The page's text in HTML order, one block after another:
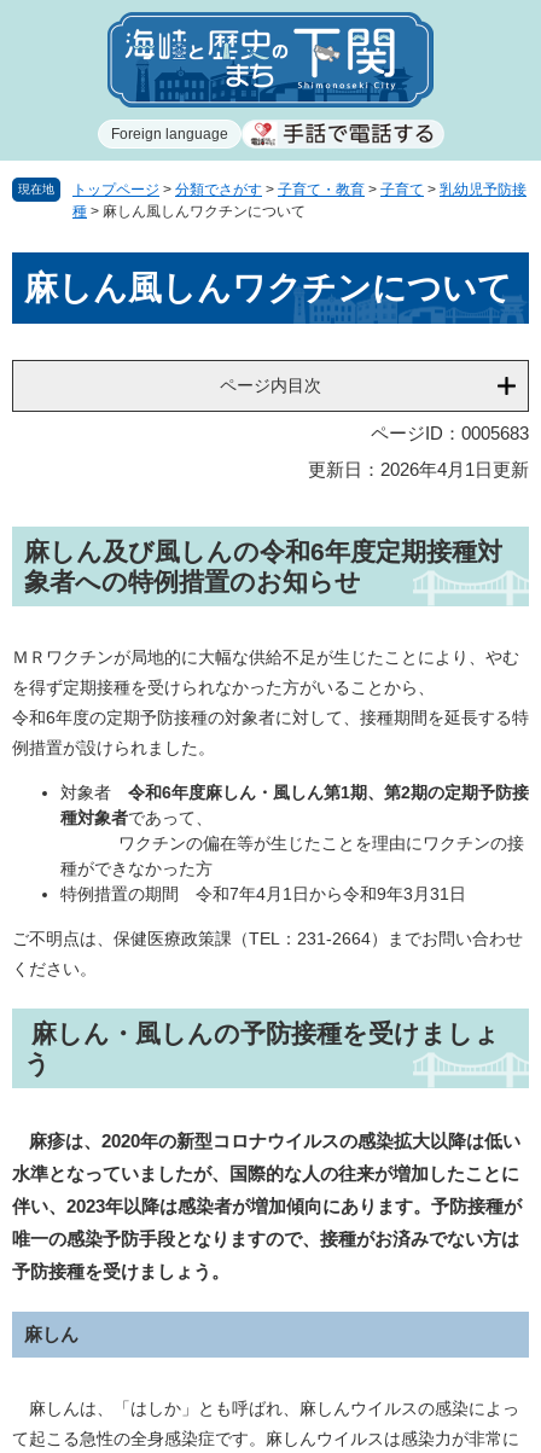
で
ば
Foreign language
現在地 トップページ > 分類でさがす > 子育て・教育 > 子育て > 乳幼児予防接
種 > 麻しん風しんワクチンについて
文麻しん風しんワクチンについて
ページ内目次
ページID：0005683
更新日：2026年4月1日更新
麻しん及び風しんの令和6年度定期接種対
象者への特例措置のお知らせ
ＭＲワクチンが局地的に大幅な供給不足が生じたことにより、やむ
を得ず定期接種を受けられなかった方がいることから、
令和6年度の定期予防接種の対象者に対して、接種期間を延長する特
例措置が設けられました。
対象者 令和6年度麻しん・風しん第1期、第2期の定期予防接
種対象者であって、
ワクチンの偏在等が生じたことを理由にワクチンの接
種ができなかった方
特例措置の期間 令和7年4月1日から令和9年3月31日
ご不明点は、保健医療政策課（TEL：231-2664）までお問い合わせ
ください。
麻しん・風しんの予防接種を受けましょ
う
麻疹は、2020年の新型コロナウイルスの感染拡大以降は低い
水準となっていましたが、国際的な人の往来が増加したことに
伴い、2023年以降は感染者が増加傾向にあります。予防接種が
唯一の感染予防手段となりますので、接種がお済みでない方は
予防接種を受けましょう。
麻しん
麻しんは、「はしか」とも呼ばれ、麻しんウイルスの感染によっ
て起こる急性の全身感染症です。麻しんウイルスは感染力が非常に